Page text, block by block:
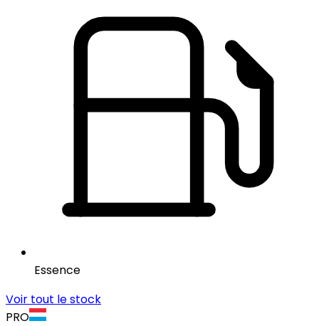
Essence
Voir tout le stock
PRO